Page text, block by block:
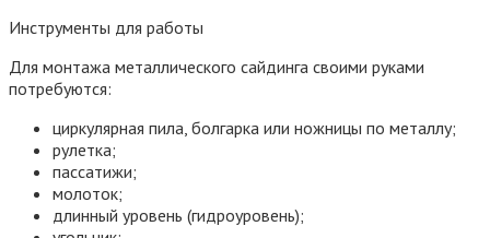
Инструменты для работы
Для монтажа металлического сайдинга своими руками
потребуются:
циркулярная пила, болгарка или ножницы по металлу;
рулетка;
пассатижи;
молоток;
длинный уровень (гидроуровень);